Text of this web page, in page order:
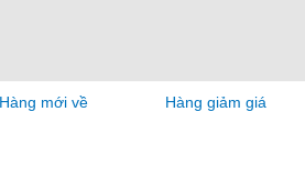
Hàng mới về Hàng giảm giá